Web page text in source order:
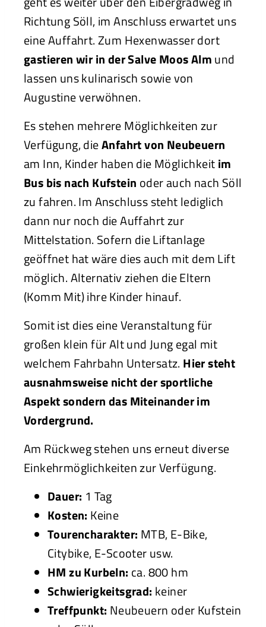
Richtung Söll, im Anschluss erwartet uns
eine Auffahrt. Zum Hexenwasser dort
gastieren wir in der Salve Moos Almund
lassen uns kulinarisch sowie von
Augustine verwöhnen.
Es stehen mehrere Möglichkeiten zur
Verfügung, dieAnfahrt von Neubeuern
am Inn, Kinder haben die Möglichkeitim
Bus bis nach Kufstein oder auch nach Söll
zu fahren. Im Anschluss steht lediglich
dann nur noch die Auffahrt zur
Mittelstation. Sofern die Liftanlage
geöffnet hat wäre dies auch mit dem Lift
möglich. Alternativ ziehen die Eltern
(Komm Mit) ihre Kinder hinauf.
Somit ist dies eine Veranstaltung für
großen klein für Alt und Jung egal mit
welchem Fahrbahn Untersatz. Hier steht
ausnahmsweise nicht der sportliche
Aspekt sondern das Miteinander im
Vordergrund.
Am Rückweg stehen uns erneut diverse
Einkehrmöglichkeiten zur Verfügung.
Dauer: 1 Tag
Kosten: Keine
Tourencharakter: MTB, E-Bike,
Citybike, E-Scooter usw.
HM zu Kurbeln: ca. 800 hm
Schwierigkeitsgrad: keiner
Treffpunkt: Neubeuern oder Kufstein